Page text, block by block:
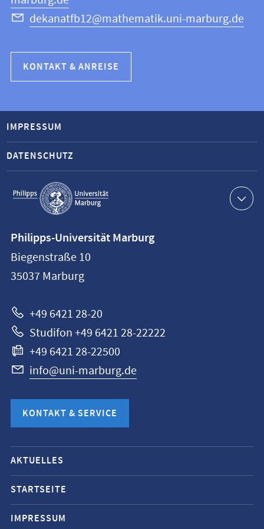
dekanatfb12@mathematik.uni-marburg.de
KONTAKT & ANREISE
Service-
Navigation
IMPRESSUM
DATENSCHUTZ
Philipps-
Universität
Marburg
Philipps-Universität Marburg
Biegenstraße 10
35037 Marburg
+49 6421 28-20
Studifon +49 6421 28-22222
+49 6421 28-22500
info@uni-marburg.de
KONTAKT & SERVICE
Mobile-
Service-
Navigation
und
AKTUELLES
STARTSEITE
IMPRESSUM